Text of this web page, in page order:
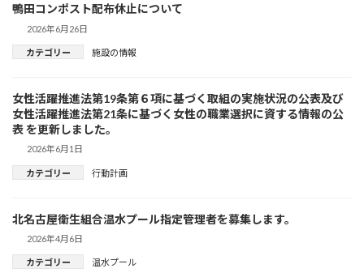
鴨田コンポスト配布休止について
2026年6月26日
カテゴリー 施設の情報
女性活躍推進法第19条第６項に基づく取組の実施状況の公表及び
女性活躍推進法第21条に基づく女性の職業選択に資する情報の公
表 を更新しました。
2026年6月1日
カテゴリー 行動計画
北名古屋衛生組合温水プール指定管理者を募集します。
2026年4月6日
カテゴリー 温水プール